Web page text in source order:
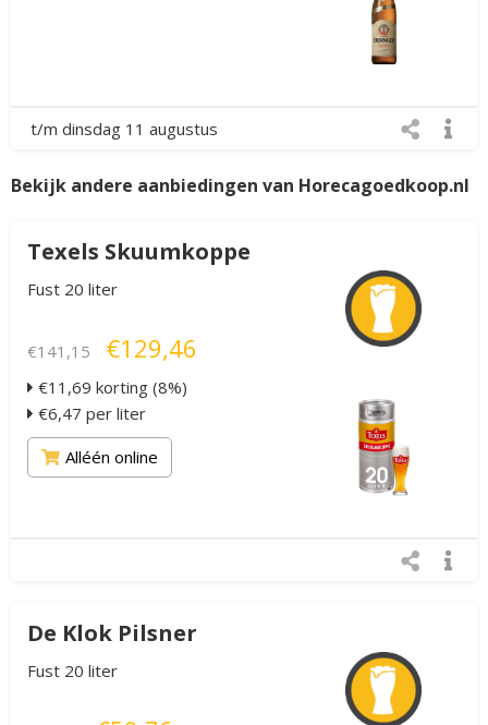
t/m dinsdag 11 augustus
Bekijk andere aanbiedingen van Horecagoedkoop.nl
Texels Skuumkoppe
Fust 20 liter
€141,15 €129,46
€11,69 korting (8%)
€6,47 per liter
Alléén online
De Klok Pilsner
Fust 20 liter